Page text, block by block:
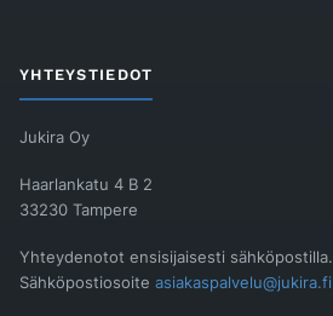
YHTEYSTIEDOT
Jukira Oy
Haarlankatu 4 B 2
33230 Tampere
Yhteydenotot ensisijaisesti sähköpostilla.
Sähköpostiosoite asiakaspalvelu@jukira.fi